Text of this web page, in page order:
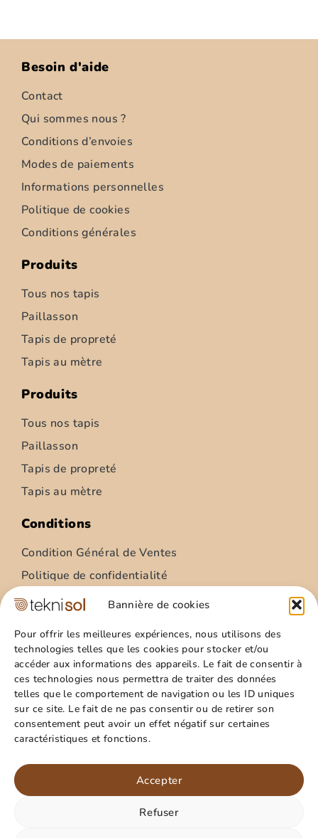
Bannière de cookies
Pour offrir les meilleures expériences, nous utilisons des
technologies telles que les cookies pour stocker et/ou
accéder aux informations des appareils. Le fait de consentir à
ces technologies nous permettra de traiter des données
telles que le comportement de navigation ou les ID uniques
sur ce site. Le fait de ne pas consentir ou de retirer son
consentement peut avoir un effet négatif sur certaines
caractéristiques et fonctions.
Accepter
Refuser
Besoin d'aide
Contact
Qui sommes nous ?
Conditions d’envoies
Modes de paiements
Informations personnelles
Politique de cookies
Conditions générales
Produits
Tous nos tapis
Paillasson
Tapis de propreté
Tapis au mètre
Produits
Tous nos tapis
Paillasson
Tapis de propreté
Tapis au mètre
Conditions
Condition Général de Ventes
Politique de confidentialité
Condition Général Utilisation
Site
Qui sommes nous ?
Guide pratique
Favoris
Rejoignez nous sur les